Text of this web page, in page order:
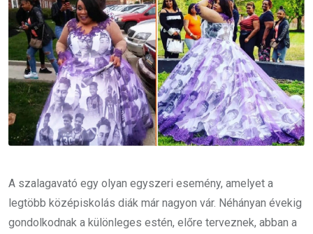
A szalagavató egy olyan egyszeri esemény, amelyet a
legtöbb középiskolás diák már nagyon vár. Néhányan évekig
gondolkodnak a különleges estén, előre terveznek, abban a